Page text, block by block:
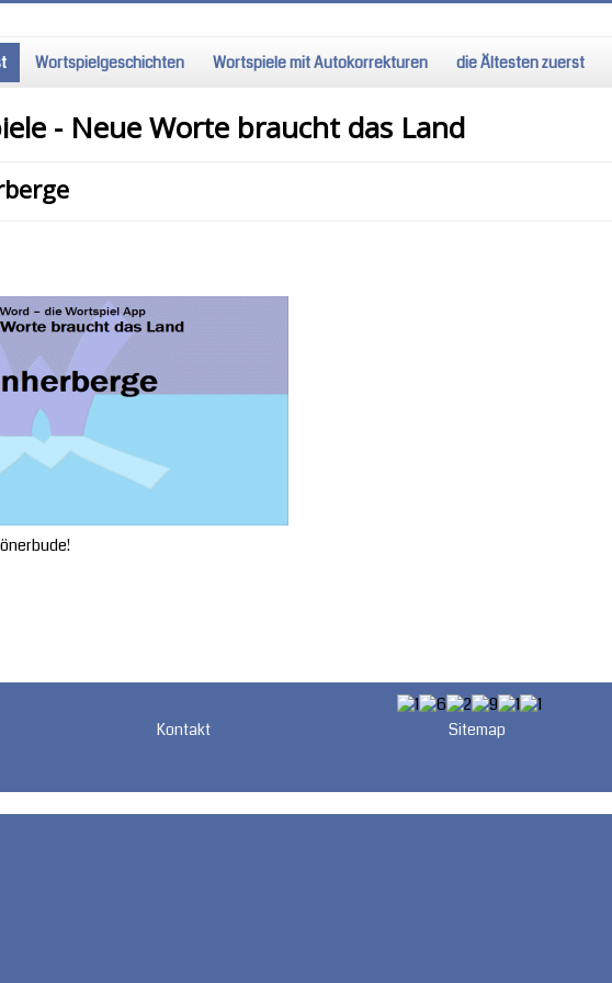
Wortspielgeschichten Wortspiele mit Autokorrekturen die Ältesten zuerst
- Neue Worte braucht das Land
Kontakt Sitemap